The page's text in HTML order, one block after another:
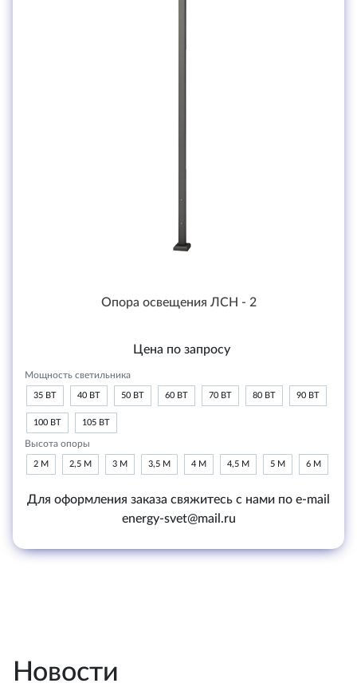
Опора освещения ЛСН - 2
Цена по запросу
Мощность светильника
35 ВТ 40 ВТ 50 ВТ 60 ВТ 70 ВТ 80 ВТ 90 ВТ
100 ВТ 105 ВТ
Высота опоры
2 М 2,5 М 3 М 3,5 М 4 М 4,5 М 5 М 6 М
Для оформления заказа свяжитесь с нами по e-mail
energy-svet@mail.ru
Новости